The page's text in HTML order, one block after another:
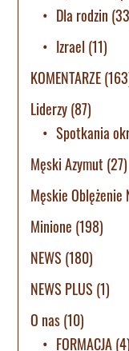
Dla rodzin
Izrael (11)
KOMENTARZE
Liderzy(87)
Spotkania
Męski Azymut (27)
Męskie Oblężenie
Minione (198)
NEWS (180)
NEWS PLUS (1)
O nas(10)
FORMACJA(4)